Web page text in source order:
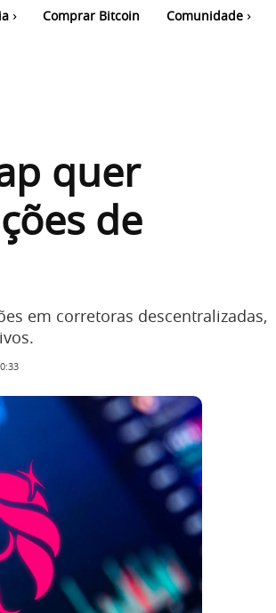
Comprar Bitcoin Comunidade
quer
de
em corretoras descentralizadas,